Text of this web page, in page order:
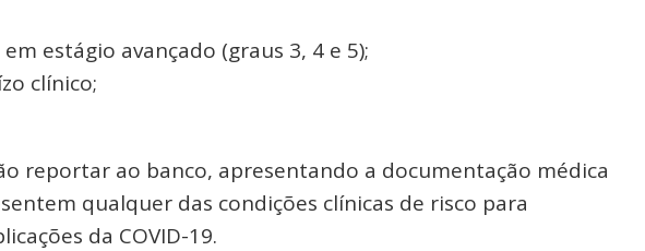
estágio avançado (graus 3, 4 e 5);
clínico;
reportar ao banco, apresentando a documentação médica
qualquer das condições clínicas de risco para
da COVID-19.